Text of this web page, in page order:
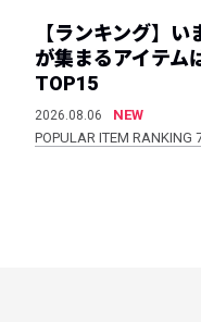
【ランキング】
が集まるアイテム
TOP15
2026.08.06
NEW
POPULAR ITEM